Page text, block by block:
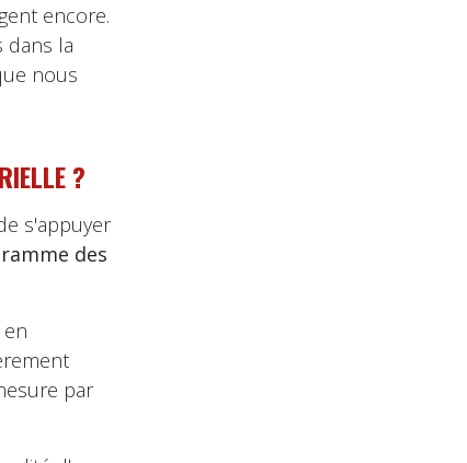
encore.
dans la
nous
?
s'appuyer
des
par